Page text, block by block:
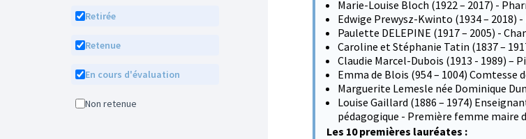
Retirée
Retenue
En cours d'évaluation
Non retenue
Marie-Louise Bloch (1922 – 2017) -
Edwige Prewysz-Kwinto (1934 – 2018)
Paulette DELEPINE (1917 – 2005) -
Caroline et Stéphanie Tatin (1837 –
Claudie Marcel-Dubois (1913 - 1989) –
Emma de Blois (954 – 1004) Comtesse
Marguerite Lemesle née Dominique
Louise Gaillard (1886 – 1974)
pédagogique - Première femme maire
Les 10 premières lauréates :